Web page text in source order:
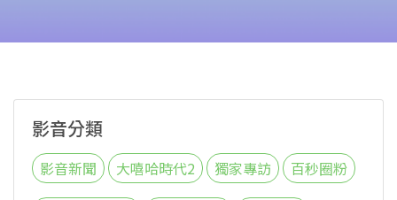
影音分類
影音新聞 大嘻哈時代2 獨家專訪 百秒圈粉